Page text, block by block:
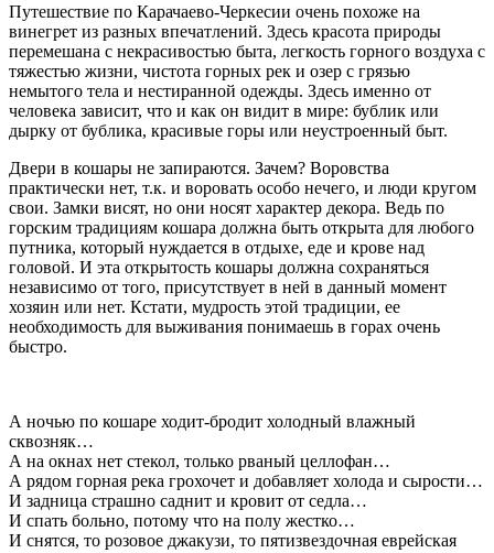
Путешествие по Карачаево-Черкесии очень похоже на
винегрет из разных впечатлений. Здесь красота природы
перемешана с некрасивостью быта, легкость горного воздуха с
тяжестью жизни, чистота горных рек и озер с грязью
немытого тела и нестиранной одежды. Здесь именно от
человека зависит, что и как он видит в мире: бублик или
дырку от бублика, красивые горы или неустроенный быт.
Двери в кошары не запираются. Зачем? Воровства
практически нет, т.к. и воровать особо нечего, и люди кругом
свои. Замки висят, но они носят характер декора. Ведь по
горским традициям кошара должна быть открыта для любого
путника, который нуждается в отдыхе, еде и крове над
головой. И эта открытость кошары должна сохраняться
независимо от того, присутствует в ней в данный момент
хозяин или нет. Кстати, мудрость этой традиции, ее
необходимость для выживания понимаешь в горах очень
быстро.
А ночью по кошаре ходит-бродит холодный влажный
сквозняк…
А на окнах нет стекол, только рваный целлофан…
А рядом горная река грохочет и добавляет холода и сырости…
И задница страшно саднит и кровит от седла…
И спать больно, потому что на полу жестко…
И снятся, то розовое джакузи, то пятизвездочная еврейская